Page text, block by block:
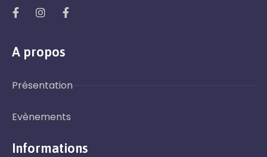
A propos
Présentation
Evènements
Informations